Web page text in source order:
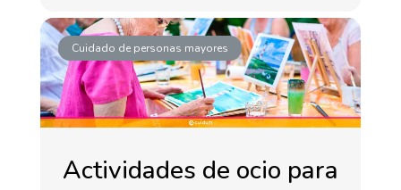
Cuidado de personas mayores
Actividades de ocio para